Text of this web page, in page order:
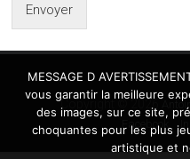
Envoyer
Copyright © 2026
Facebook
MESSAGE D
vous garantir la meilleure
des images, sur ce site,
choquantes pour les plus
artistique et